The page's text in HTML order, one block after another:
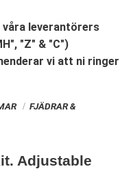
leverantörers
"Z" & "C")
vi att ni ringer
FJÄDRAR &
Adjustable